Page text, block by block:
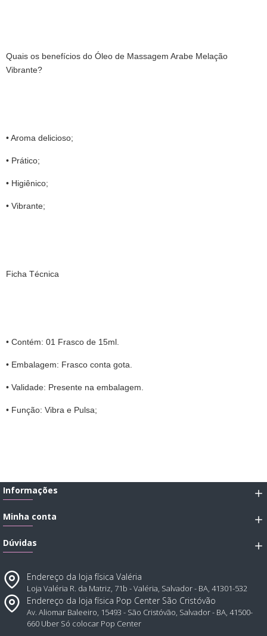
Quais os benefícios do Óleo de Massagem Arabe Melação
Vibrante?
• Aroma delicioso;
• Prático;
• Higiênico;
• Vibrante;
Ficha Técnica
• Contém: 01 Frasco de 15ml.
• Embalagem: Frasco conta gota.
• Validade: Presente na embalagem.
• Função: Vibra e Pulsa;
Informações
Minha conta
Dúvidas
Endereço da loja física Valéria
Loja Valéria R. da Matriz, 71b - Valéria, Salvador - BA, 41301-532
Endereço da loja física Pop Center São Cristóvão
Av. Aliomar Baleeiro, 15493 - São Cristóvão, Salvador - BA, 41500-
660 Uber Só colocar Pop Center